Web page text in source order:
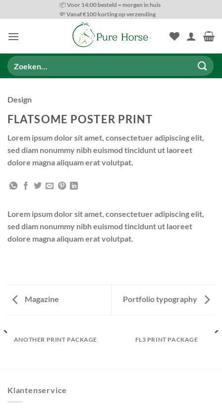
naar
📦 Voor 14:00 besteld = morgen in huis
💸 Vanaf €100 korting op verzending
Zoeken
naar:
Design
FLATSOME POSTER PRINT
Lorem ipsum dolor sit amet, consectetuer adipiscing elit,
sed diam nonummy nibh euismod tincidunt ut laoreet
dolore magna aliquam erat volutpat.
Lorem ipsum dolor sit amet, consectetuer adipiscing elit,
sed diam nonummy nibh euismod tincidunt ut laoreet
dolore magna aliquam erat volutpat.
Magazine Portfolio typography
ANOTHER PRINT PACKAGE FL3 PRINT PACKAGE
Klantenservice